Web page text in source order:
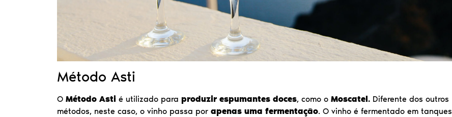
Método Asti
O Método Asti é utilizado para produzir espumantes doces, como o Moscatel. Diferente dos outros
métodos, neste caso, o vinho passa por apenas uma fermentação. O vinho é fermentado em tanques